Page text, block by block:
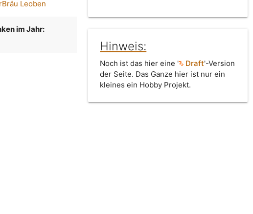
Leoben
im Jahr:
Hinweis:
Noch ist das hier eine ' Draft'-Version
der Seite. Das Ganze hier ist nur ein
kleines ein Hobby Projekt.